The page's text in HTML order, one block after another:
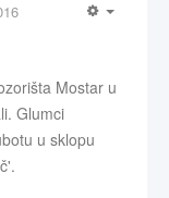
Mostar u
Glumci
u sklopu